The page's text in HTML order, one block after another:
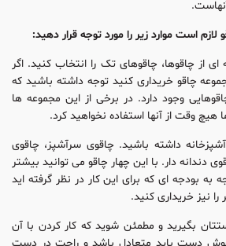
لازم است موارد زیر را مورد توجه قرار دهید:
از چاقوها، چاقوهای تک را انتخاب کنید. اگر
چاقو خریداری کنید توجه داشته باشید که
وجود دارد. در برخی از این مجموعه ها
هیچ وقت از آنها استفاده نخواهید کرد.
داشته باشید. چاقوی سرآشپز، چاقوی
دندانه دار. با این چهار چاقو می توانید بیشتر
به بودجه ای که برای این کار در نظر گرفته اید
نیز خریداری کنید.
بگیرید و مطمئن شوید که کار کردن با آن
دست باید متعادل باشد و راحت در دست